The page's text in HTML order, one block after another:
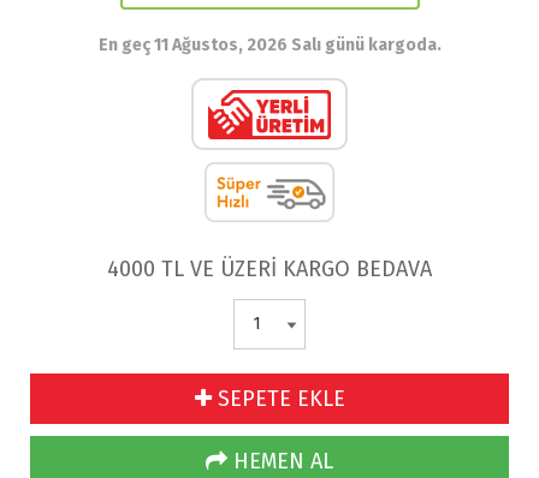
En geç 11 Ağustos, 2026 Salı günü kargoda.
4000 TL VE ÜZERİ KARGO BEDAVA
SEPETE EKLE
HEMEN AL